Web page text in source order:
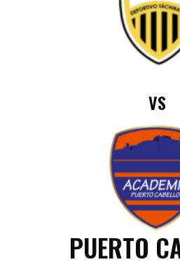
VS
PUERTO